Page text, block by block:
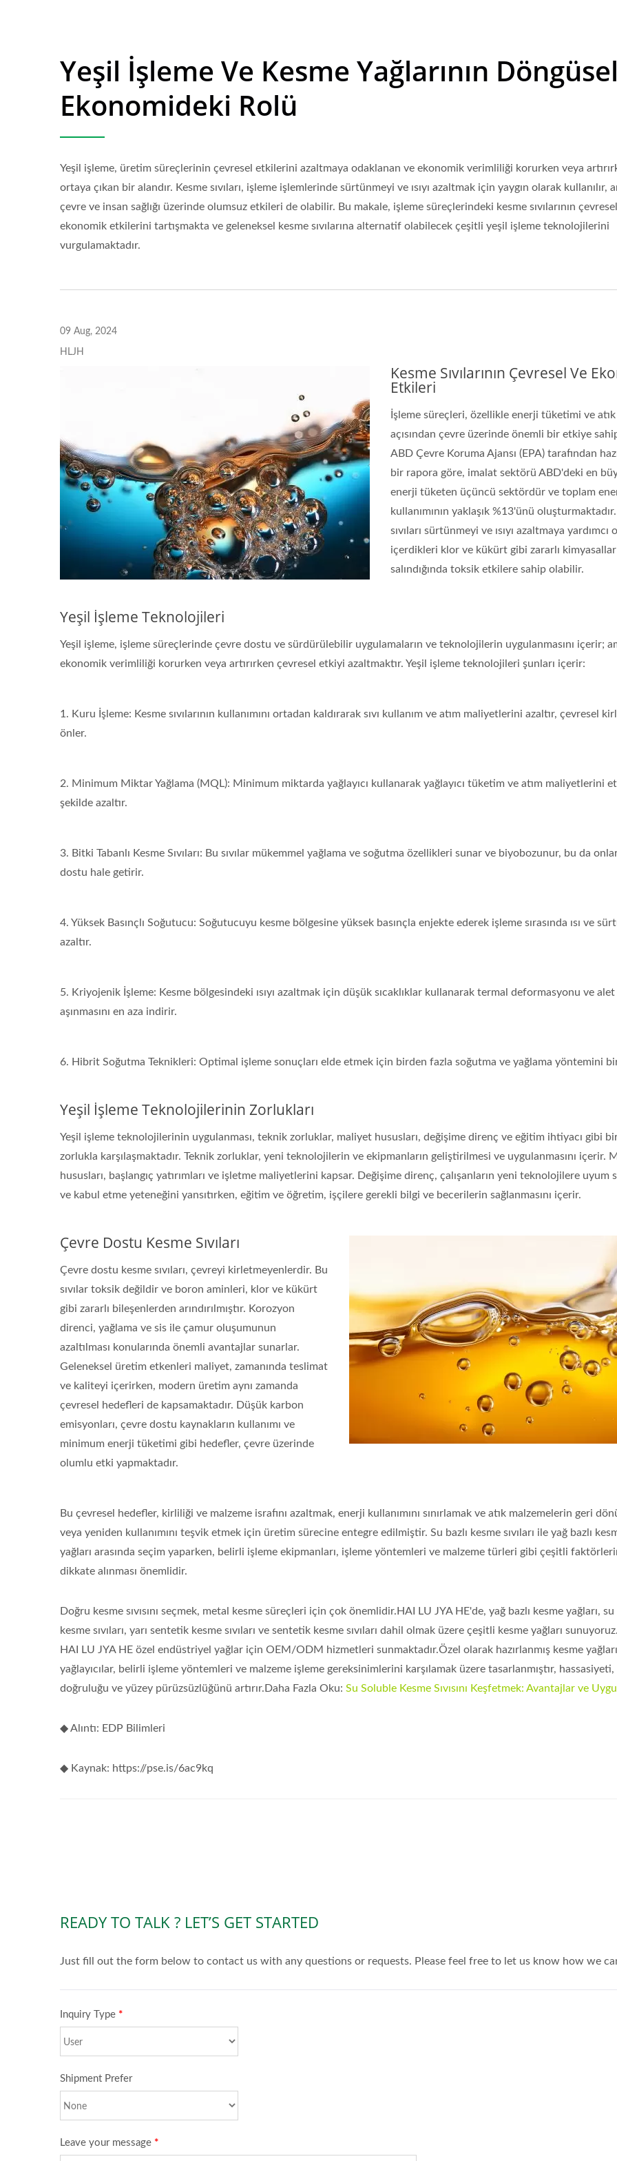
Yeşil İşleme Ve Kesme Yağlarının Döngüsel
Ekonomideki Rolü
Yeşil işleme, üretim süreçlerinin çevresel etkilerini azaltmaya odaklanan ve ekonomik verimliliği korurken veya
ortaya çıkan bir alandır. Kesme sıvıları, işleme işlemlerinde sürtünmeyi ve ısıyı azaltmak için yaygın olarak kullanılır,
çevre ve insan sağlığı üzerinde olumsuz etkileri de olabilir. Bu makale, işleme süreçlerindeki kesme sıvılarının
ekonomik etkilerini tartışmakta ve geleneksel kesme sıvılarına alternatif olabilecek çeşitli yeşil işleme teknolojilerini
vurgulamaktadır.
09 Aug, 2024
HLJH
Kesme Sıvılarının Çevresel Ve
Etkileri
İşleme süreçleri, özellikle enerji tüketimi ve
açısından çevre üzerinde önemli bir etkiye
ABD Çevre Koruma Ajansı (EPA) tarafından
bir rapora göre, imalat sektörü ABD'deki en
enerji tüketen üçüncü sektördür ve toplam
kullanımının yaklaşık %13'ünü
sıvıları sürtünmeyi ve ısıyı azaltmaya yardımcı
içerdikleri klor ve kükürt gibi zararlı
salındığında toksik etkilere sahip olabilir.
Yeşil İşleme Teknolojileri
Yeşil işleme, işleme süreçlerinde çevre dostu ve sürdürülebilir uygulamaların ve teknolojilerin uygulanmasını içerir;
ekonomik verimliliği korurken veya artırırken çevresel etkiyi azaltmaktır. Yeşil işleme teknolojileri şunları içerir:
1. Kuru İşleme: Kesme sıvılarının kullanımını ortadan kaldırarak sıvı kullanım ve atım maliyetlerini azaltır, çevresel
önler.
2. Minimum Miktar Yağlama (MQL): Minimum miktarda yağlayıcı kullanarak yağlayıcı tüketim ve atım maliyetlerini
şekilde azaltır.
3. Bitki Tabanlı Kesme Sıvıları: Bu sıvılar mükemmel yağlama ve soğutma özellikleri sunar ve biyobozunur, bu da
dostu hale getirir.
4. Yüksek Basınçlı Soğutucu: Soğutucuyu kesme bölgesine yüksek basınçla enjekte ederek işleme sırasında ısı ve
azaltır.
5. Kriyojenik İşleme: Kesme bölgesindeki ısıyı azaltmak için düşük sıcaklıklar kullanarak termal deformasyonu ve alet
aşınmasını en aza indirir.
6. Hibrit Soğutma Teknikleri: Optimal işleme sonuçları elde etmek için birden fazla soğutma ve yağlama yöntemini
Yeşil İşleme Teknolojilerinin Zorlukları
Yeşil işleme teknolojilerinin uygulanması, teknik zorluklar, maliyet hususları, değişime direnç ve eğitim ihtiyacı gibi
zorlukla karşılaşmaktadır. Teknik zorluklar, yeni teknolojilerin ve ekipmanların geliştirilmesi ve uygulanmasını içerir.
hususları, başlangıç yatırımları ve işletme maliyetlerini kapsar. Değişime direnç, çalışanların yeni teknolojilere uyum
ve kabul etme yeteneğini yansıtırken, eğitim ve öğretim, işçilere gerekli bilgi ve becerilerin sağlanmasını içerir.
Çevre Dostu Kesme Sıvıları
Çevre dostu kesme sıvıları, çevreyi kirletmeyenlerdir. Bu
sıvılar toksik değildir ve boron aminleri, klor ve kükürt
gibi zararlı bileşenlerden arındırılmıştır. Korozyon
direnci, yağlama ve sis ile çamur oluşumunun
azaltılması konularında önemli avantajlar sunarlar.
Geleneksel üretim etkenleri maliyet, zamanında teslimat
ve kaliteyi içerirken, modern üretim aynı zamanda
çevresel hedefleri de kapsamaktadır. Düşük karbon
emisyonları, çevre dostu kaynakların kullanımı ve
minimum enerji tüketimi gibi hedefler, çevre üzerinde
olumlu etki yapmaktadır.
Bu çevresel hedefler, kirliliği ve malzeme israfını azaltmak, enerji kullanımını sınırlamak ve atık malzemelerin geri
veya yeniden kullanımını teşvik etmek için üretim sürecine entegre edilmiştir. Su bazlı kesme sıvıları ile yağ bazlı
yağları arasında seçim yaparken, belirli işleme ekipmanları, işleme yöntemleri ve malzeme türleri gibi çeşitli
dikkate alınması önemlidir.
Doğru kesme sıvısını seçmek, metal kesme süreçleri için çok önemlidir.HAI LU JYA HE'de, yağ bazlı kesme yağları, su
kesme sıvıları, yarı sentetik kesme sıvıları ve sentetik kesme sıvıları dahil olmak üzere çeşitli kesme yağları
HAI LU JYA HE özel endüstriyel yağlar için OEM/ODM hizmetleri sunmaktadır.Özel olarak hazırlanmış kesme
yağlayıcılar, belirli işleme yöntemleri ve malzeme işleme gereksinimlerini karşılamak üzere tasarlanmıştır, hassasiyeti,
doğruluğu ve yüzey pürüzsüzlüğünü artırır.Daha Fazla Oku: Su Soluble Kesme Sıvısını Keşfetmek: Avantajlar ve
◆ Alıntı: EDP Bilimleri
◆ Kaynak: https://pse.is/6ac9kq